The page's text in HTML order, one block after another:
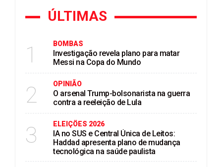
ÚLTIMAS
1 BOMBAS
Investigação revela plano para matar
Messi na Copa do Mundo
2 OPINIÃO
O arsenal Trump-bolsonarista na guerra
contra a reeleição de Lula
3 ELEIÇÖES 2026
IA no SUS e Central Única de Leitos:
Haddad apresenta plano de mudança
tecnológica na saúde paulista